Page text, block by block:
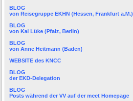
BLOG
von Reisegruppe EKHN (Hessen, Frankfurt a.M.)
BLOG
von Kai Lüke (Pfalz, Berlin)
BLOG
vonAnne Heitmann (Baden)
WEBSITE des KNCC
BLOG
der EKD-Delegation
BLOG
Posts während der VV auf dermeet Homepage